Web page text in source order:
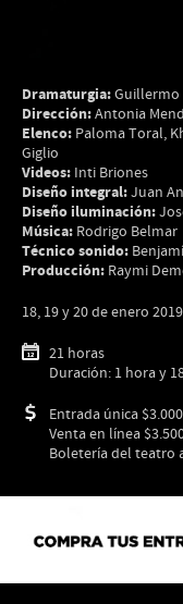
Dramaturgia:Guillermo
Dirección:Antonia
Elenco: Paloma Toral,
Giglio
Videos: Inti Briones
Diseño integral:Juan
Diseño iluminación:
Música: Rodrigo Belmar
Técnico sonido:
Producción: Raymi
18, 19 y 20 de enero 2019
21 horas
Duración: 1 hora y
Entrada única $3.000
Venta en línea
Boletería del teatro